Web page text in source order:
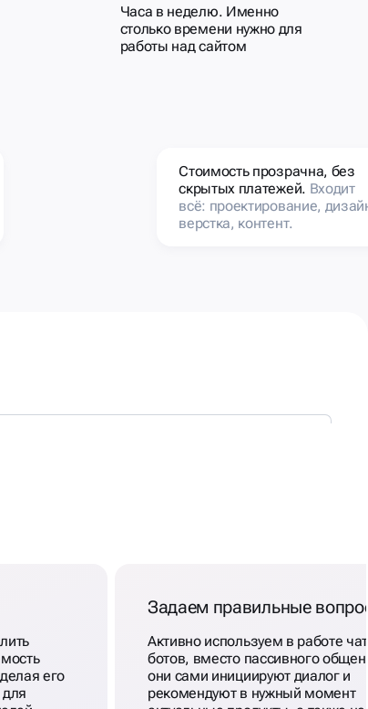
Часа в неделю. Именно
столько времени нужно для
работы над сайтом
Стоимость прозрачна, без
скрытых платежей. Входит
всё: проектирование,
верстка, контент.
его
Задаем правильные
Активно используем в работе
ботов, вместо пассивного
они сами инициируют диалог и
рекомендуют в нужный момент